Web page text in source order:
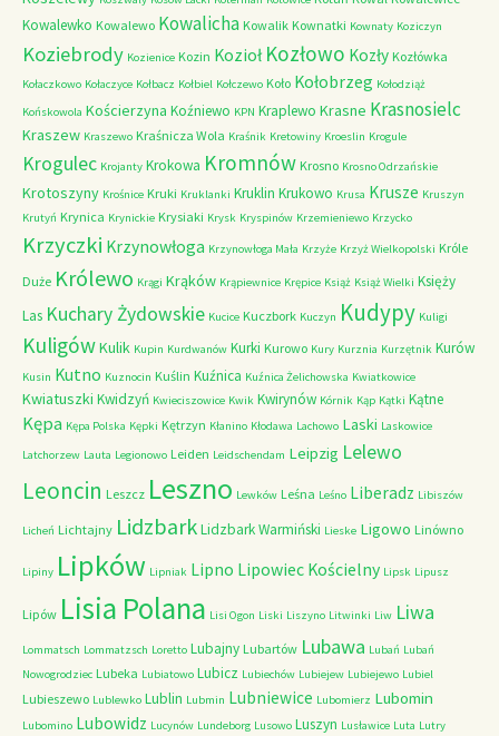
Kowalewko Kowalewo Kowalicha Kowalik Kownatki Kownaty Koziczyn
Koziebrody Kozienice Kozin Kozioł Kozłowo Kozły Kozłówka
Kołaczkowo Kołaczyce Kołbacz Kołbiel Kołczewo Koło Kołobrzeg Kołodziąż
Końskowola Kościerzyna Koźniewo KPN Kraplewo Krasne Krasnosielc
Kraszew Kraszewo Kraśnicza Wola Kraśnik Kretowiny Kroeslin Krogule
Krogulec Krojanty Krokowa Kromnów Krosno Krosno Odrzańskie
Krotoszyny Krośnice Kruki Kruklanki Kruklin Krukowo Krusa Krusze Kruszyn
Krutyń Krynica Krynickie Krysiaki Krysk Kryspinów Krzemieniewo Krzycko
Krzyczki Krzynowłoga Krzynowłoga Mała Krzyże Krzyż Wielkopolski Króle
Duże Królewo Krągi Krąków Krąpiewnice Krępice Książ Książ Wielki Księży
Las Kuchary Żydowskie Kucice Kuczbork Kuczyn Kudypy Kuligi
KuligówKulik Kupin Kurdwanów Kurki Kurowo Kury Kurznia Kurzętnik Kurów
Kusin Kutno Kuznocin Kuślin Kuźnica Kuźnica Żelichowska Kwiatkowice
Kwiatuszki Kwidzyń Kwieciszowice Kwik Kwirynów Kórnik Kąp Kątki Kątne
Kępa Kępa Polska Kępki Kętrzyn Kłanino Kłodawa Lachowo Laski Laskowice
Latchorzew Lauta Legionowo Leiden Leidschendam Leipzig Lelewo
Leoncin Leszcz Leszno Lewków Leśna Leśno Liberadz Libiszów
Licheń Lichtajny LidzbarkLidzbark Warmiński Lieske Ligowo Linówno
Lipiny Lipków Lipniak Lipno Lipowiec Kościelny Lipsk Lipusz
Lipów Lisia Polana Lisi Ogon Liski Liszyno Litwinki Liw Liwa
Lommatsch Lommatzsch Loretto Lubajny Lubartów Lubawa Lubań Lubań
Nowogrodziec Lubeka Lubiatowo Lubicz Lubiechów Lubiejew Lubiejewo Lubiel
Lubieszewo Lublewko Lublin Lubmin Lubniewice Lubomierz Lubomin
Lubomino Lubowidz Lucynów Lundeborg Lusowo Luszyn Lusławice Luta Lutry